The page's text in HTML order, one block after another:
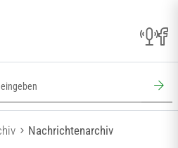
Nachrichtenarchiv